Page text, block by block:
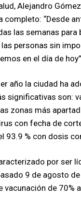
Alejandro
completo: “Desde
las semanas
personas sin
en el día de
año la ciudad ha
significativas son:
zonas más
con fecha de
93.9 % con dosis
por ser
9 de agosto
vacunación de 70%